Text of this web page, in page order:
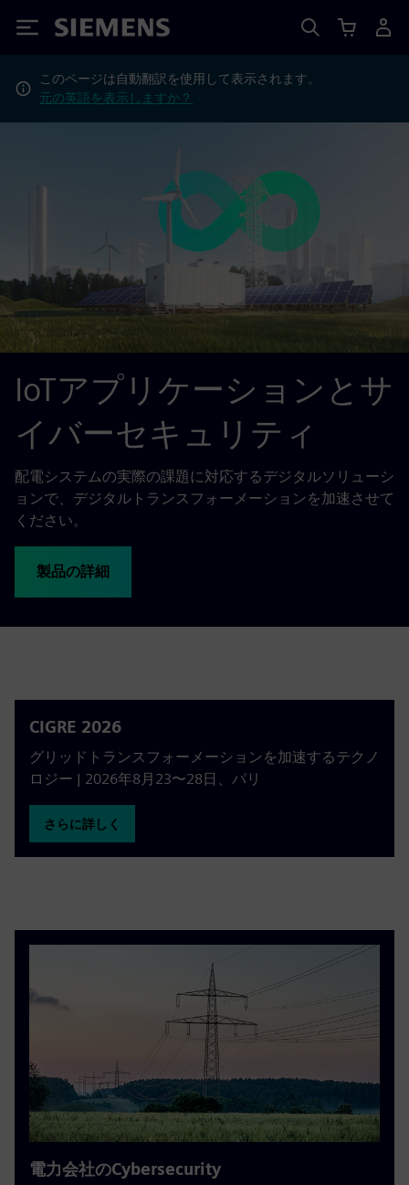
Siemens
このページは自動翻訳を使用して表示されます。
元の英語を表示しますか？
IoTアプリケーションとサ
イバーセキュリティ
配電システムの実際の課題に対応するデジタルソリューシ
ョンで、デジタルトランスフォーメーションを加速させて
ください。
製品の詳細
CIGRE 2026
グリッドトランスフォーメーションを加速するテクノ
ロジー | 2026年8月23〜28日、パリ
さらに詳しく
電力会社のCybersecurity